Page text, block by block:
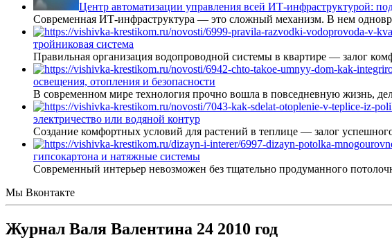
Центр автоматизации управления всей ИТ-инфраструктурой:
Современная ИТ-инфраструктура — это сложный механизм. В нем
тройниковая система
Правильная организация водопроводной системы в квартире — залог
освещения, отопления и безопасности
В современном мире технология прочно вошла в повседневную жизнь,
электричество или водяной контур
Создание комфортных условий для растений в теплице — залог
гипсокартона и натяжные системы
Современный интерьер невозможен без тщательно продуманного
Мы Вконтакте
Журнал Валя Валентина 24 2010 год